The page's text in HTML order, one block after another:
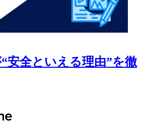
安全といえる理由”を徹